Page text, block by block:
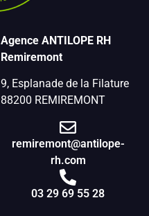
Agence ANTILOPE RH
Remiremont
9, Esplanade de la Filature
88200 REMIREMONT
remiremont@antilope-
rh.com
03 29 69 55 28